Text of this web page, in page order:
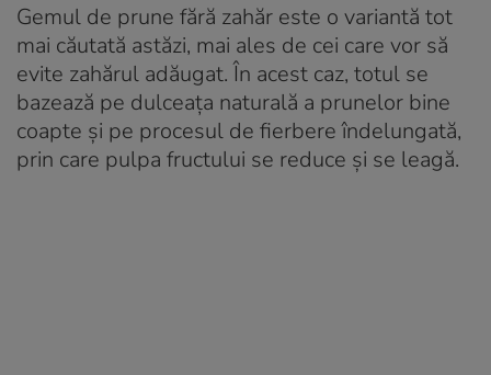
Gemul de prune fără zahăr este o variantă tot
mai căutată astăzi, mai ales de cei care vor să
evite zahărul adăugat. În acest caz, totul se
bazează pe dulceața naturală a prunelor bine
coapte și pe procesul de fierbere îndelungată,
prin care pulpa fructului se reduce și se leagă.